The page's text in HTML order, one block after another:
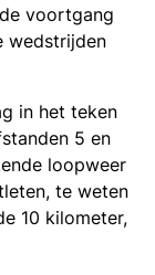
voortgang
wedstrijden
in het teken
5 en
loopweer
te weten
10 kilometer,